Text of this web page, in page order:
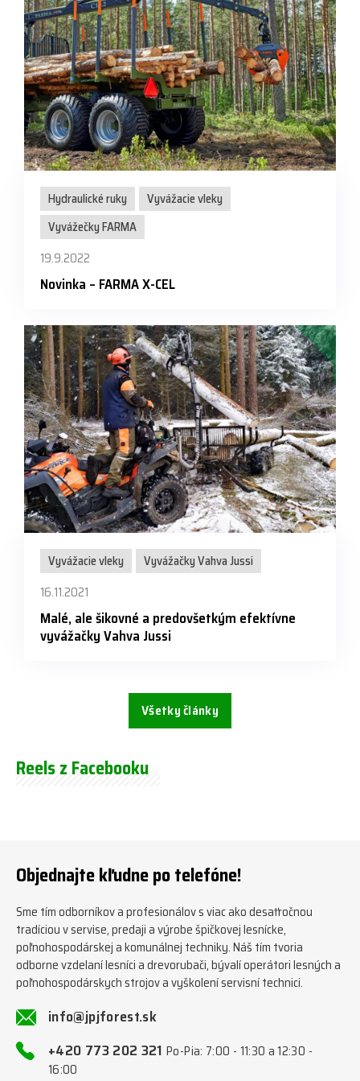
Hydraulické ruky
Vyvážacie vleky
Vyvážečky FARMA
19.9.2022
Novinka – FARMA X-CEL
Vyvážacie vleky
Vyvážačky Vahva Jussi
16.11.2021
Malé, ale šikovné a predovšetkým efektívne
vyvážačky Vahva Jussi
Všetky články
Reels z Facebooku
Objednajte kľudne po telefóne!
Sme tím odborníkov a profesionálov s viac ako desaťročnou
tradíciou v servise, predaji a výrobe špičkovej lesnícke,
poľnohospodárskej a komunálnej techniky. Náš tím tvoria
odborne vzdelaní lesníci a drevorubači, bývalí operátori lesných a
poľnohospodárskych strojov a vyškolení servisní technici.
info@jpjforest.sk
+420 773 202 321Po-Pia: 7:00 - 11:30 a 12:30 -
16:00